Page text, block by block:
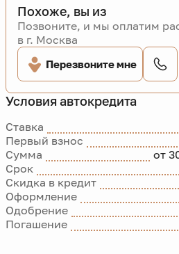
Условия автокредита
Ставка
Первый взнос
Сумма
от
Срок
Скидка в кредит
Оформление
Одобрение
Погашение
Похоже, вы из
Позвоните, и мы оплатим
в г. Москва
Перезвоните мне